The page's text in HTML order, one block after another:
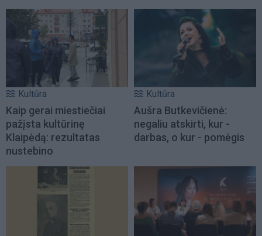
Kultūra
Kaip gerai miestiečiai
pažįsta kultūrinę
Klaipėdą: rezultatas
nustebino
Kultūra
Aušra Butkevičienė:
negaliu atskirti, kur -
darbas, o kur - pomėgis